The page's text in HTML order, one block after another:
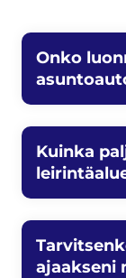
Onko
Kuinka
ajaakseni